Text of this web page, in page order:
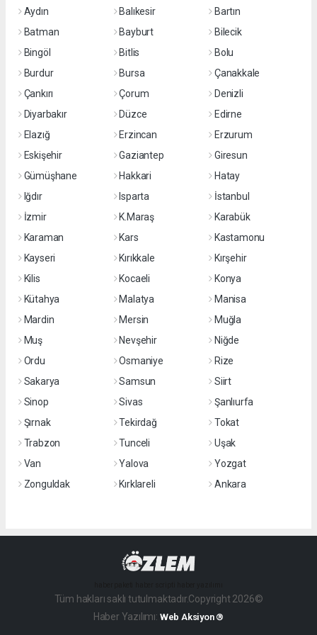
Aydın
Balıkesir
Bartın
Batman
Bayburt
Bilecik
Bingöl
Bitlis
Bolu
Burdur
Bursa
Çanakkale
Çankırı
Çorum
Denizli
Diyarbakır
Düzce
Edirne
Elazığ
Erzincan
Erzurum
Eskişehir
Gaziantep
Giresun
Gümüşhane
Hakkari
Hatay
Iğdır
Isparta
İstanbul
İzmir
K.Maraş
Karabük
Karaman
Kars
Kastamonu
Kayseri
Kırıkkale
Kırşehir
Kilis
Kocaeli
Konya
Kütahya
Malatya
Manisa
Mardin
Mersin
Muğla
Muş
Nevşehir
Niğde
Ordu
Osmaniye
Rize
Sakarya
Samsun
Siirt
Sinop
Sivas
Şanlıurfa
Şırnak
Tekirdağ
Tokat
Trabzon
Tunceli
Uşak
Van
Yalova
Yozgat
Zonguldak
Kırklareli Ankara
Tüm hakları saklı tutulmaktadır.Copyright 2026©
Haber Yazılımı: Web Aksiyon ®